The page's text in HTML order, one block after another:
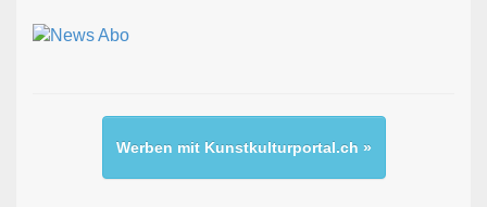
Werben mit Kunstkulturportal.ch »